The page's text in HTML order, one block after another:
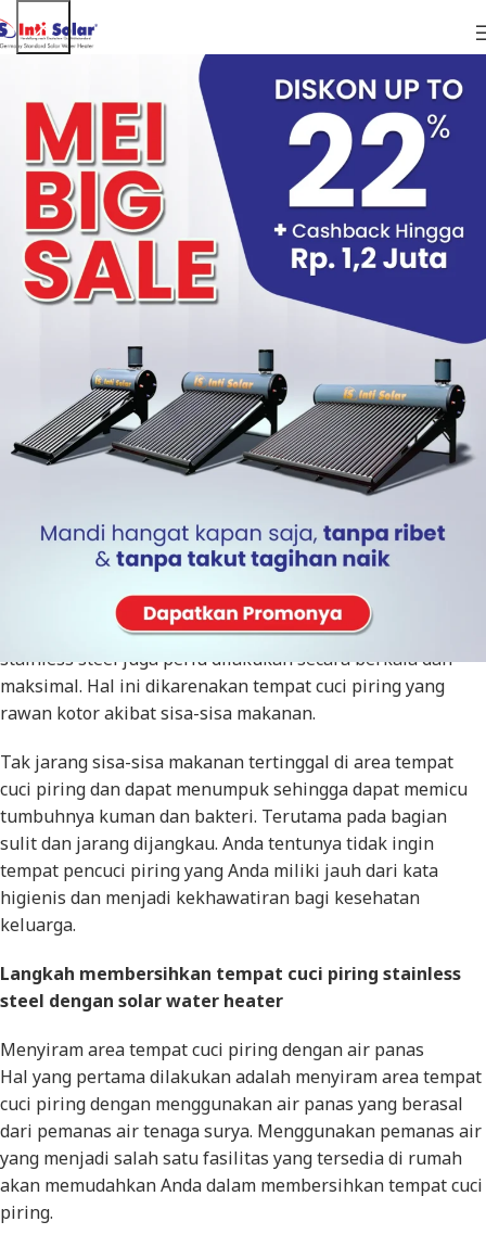
3 Langkah Cepat Bersihkan Tempat Cuci
Piring Dengan Solar water heater
Bila Anda pengguna solar water heater
membersihkan tempat cuci piring stainless steel menjadi
mudah dan praktis. Membersihkan tempat cuci piring
stainless steel juga perlu dilakukan secara berkala dan
maksimal. Hal ini dikarenakan tempat cuci piring yang
rawan kotor akibat sisa-sisa makanan.
Tak jarang sisa-sisa makanan tertinggal di area tempat
cuci piring dan dapat menumpuk sehingga dapat memicu
tumbuhnya kuman dan bakteri. Terutama pada bagian
sulit dan jarang dijangkau. Anda tentunya tidak ingin
tempat pencuci piring yang Anda miliki jauh dari kata
higienis dan menjadi kekhawatiran bagi kesehatan
keluarga.
Langkah membersihkan tempat cuci piring stainless
steel dengan solar water heater
Menyiram area tempat cuci piring dengan air panas
Hal yang pertama dilakukan adalah menyiram area tempat
cuci piring dengan menggunakan air panas yang berasal
dari pemanas air tenaga surya. Menggunakan pemanas air
yang menjadi salah satu fasilitas yang tersedia di rumah
akan memudahkan Anda dalam membersihkan tempat cuci
piring.